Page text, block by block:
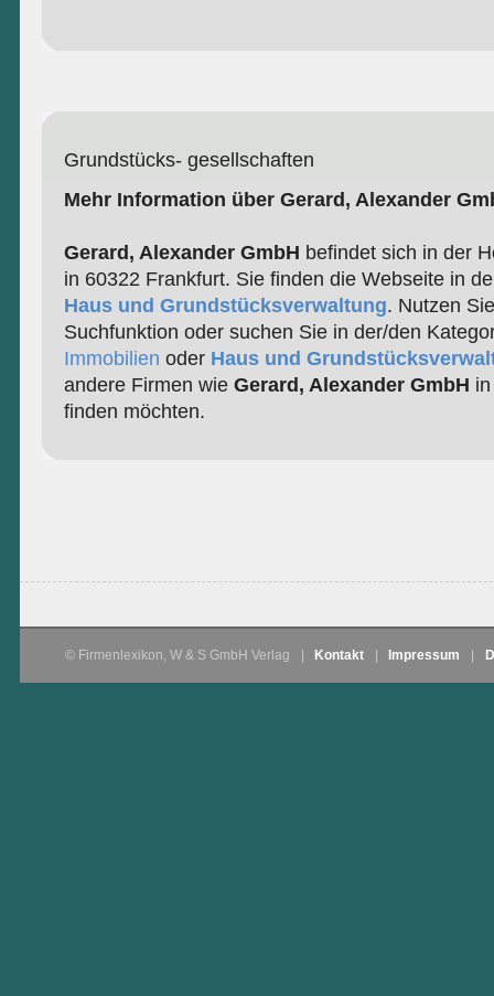
Grundstücks- gesellschaften
Mehr Information über Gerard, Alexander
Gerard, Alexander GmbH befindet sich in der
in 60322 Frankfurt. Sie finden die Webseite in
Haus und Grundstücksverwaltung. Nutzen
Suchfunktion oder suchen Sie in der/den
Immobilien oder Haus und
andere Firmen wie Gerard, Alexander GmbH
finden möchten.
© Firmenlexikon, W & S GmbH Verlag Kontakt Impressum